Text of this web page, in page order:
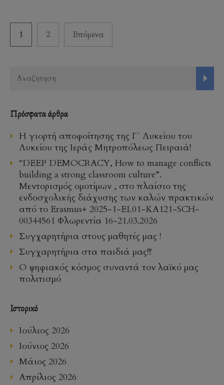
Σελιδοποίηση
1 2 Επόμενα
Πρόσφατα άρθρα
Η γιορτή αποφοίτησης της Γ΄ Λυκείου του
Λυκείου της Ιεράς Μητροπόλεως Πειραιά!
“DEEP DEMOCRACY, How to manage conflicts
building a strong classroom culture”.
Μεντορισμός ομοτίμων , στο πλαίσιο της
ενδοσχολικής διάχυσης των καλών πρακτικών
από το Erasmus+ 2025-1-EL01-KA121-SCH-
00344561 Φλωρεντία 16-21.03.2026
Συγχαρητήρια στους μαθητές μας !
Συγχαρητήρια στα παιδιά μας!!!
Ο ψηφιακός κόσμος συναντά τον λαϊκό μας
πολιτισμό
Ιστορικό
Ιούλιος 2026
Ιούνιος 2026
Μάιος 2026
Απρίλιος 2026